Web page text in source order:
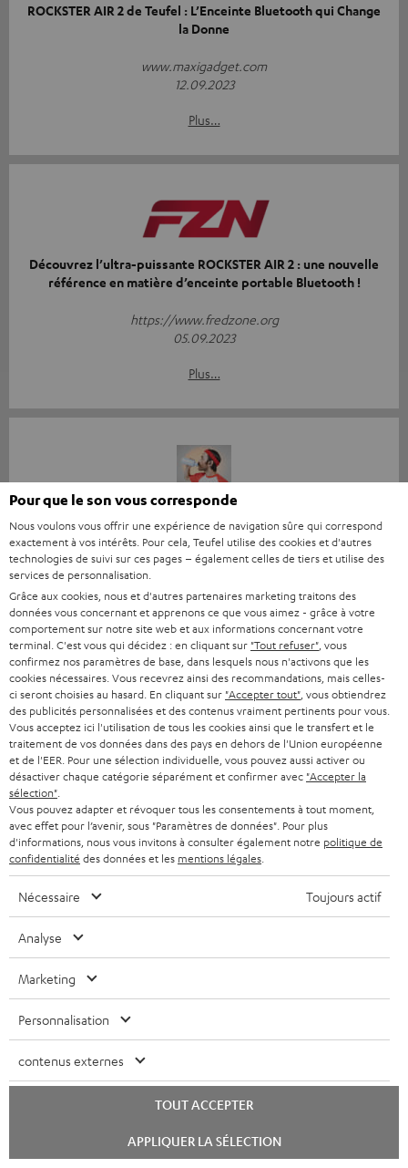
ROCKSTER AIR 2 de Teufel : L’Enceinte Bluetooth qui Change
la Donne
www.maxigadget.com
12.09.2023
Plus…
Découvrez l’ultra-puissante ROCKSTER AIR 2 : une nouvelle
référence en matière d’enceinte portable Bluetooth !
https://www.fredzone.org
05.09.2023
Plus…
enceinte ROCKSTER AIR 2
https://www.neozone.org
05.09.2023
Plus…
Du gros son nomade avec l’enceinte Teufel ROCKSTER AIR 2
https://www.cowcotland.com
04.09.2023
Plus…
Une grosse enceinte pour les soirées et les petits concerts
04.09.2023
Plus…
chat
Pour que le son vous corresponde
Nous voulons vous offrir une expérience de navigation sûre qui correspond
exactement à vos intérêts. Pour cela, Teufel utilise des cookies et d'autres
technologies de suivi sur ces pages – également celles de tiers et utilise des
services de personnalisation.
Grâce aux cookies, nous et d'autres partenaires marketing traitons des
données vous concernant et apprenons ce que vous aimez - grâce à votre
comportement sur notre site web et aux informations concernant votre
terminal. C'est vous qui décidez : en cliquant sur "Tout refuser" , vous
confirmez nos paramètres de base, dans lesquels nous n'activons que les
cookies nécessaires. Vous recevrez ainsi des recommandations, mais celles-
ci seront choisies au hasard. En cliquant sur "Accepter tout" , vous obtiendrez
des publicités personnalisées et des contenus vraiment pertinents pour vous.
Vous acceptez ici l'utilisation de tous les cookies ainsi que le transfert et le
traitement de vos données dans des pays en dehors de l'Union européenne
et de l'EER. Pour une sélection individuelle, vous pouvez aussi activer ou
désactiver chaque catégorie séparément et confirmer avec "Accepter la
sélection"
Vous pouvez adapter et révoquer tous les consentements à tout moment,
avec effet pour l’avenir, sous "Paramètres de données". Pour plus
d'informations, nous vous invitons à consulter également notre politique de
confidentialité des données et les mentions légales
Nécessaire Toujours actif
Analyse
Marketing
Personnalisation
contenus externes
TOUT ACCEPTER
APPLIQUER LA SÉLECTION